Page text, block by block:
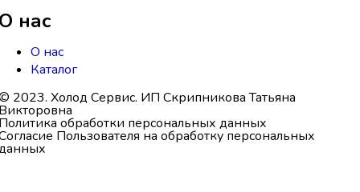
нас
О нас
Каталог
2023. Холод Сервис. ИП Скрипникова Татьяна
обработки персональных данных
Пользователя на обработку персональных